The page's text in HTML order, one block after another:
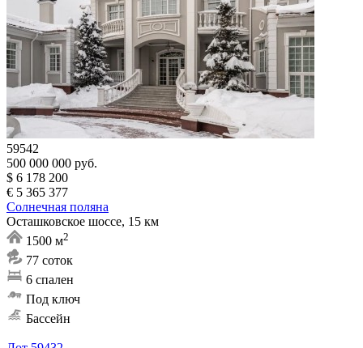
59542
500 000 000 руб.
$ 6 178 200
€ 5 365 377
Солнечная поляна
Осташковское шоссе, 15 км
1500 м2
77 соток
6 спален
Под ключ
Бассейн